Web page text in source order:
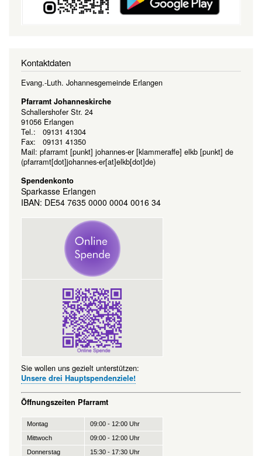
Kontaktdaten
Evang.-Luth. Johannesgemeinde Erlangen
Pfarramt Johanneskirche
Schallershofer Str. 24
91056 Erlangen
Tel.: 09131 41304
Fax: 09131 41350
Mail: pfarramt [punkt] johannes-er [klammeraffe] elkb [punkt] de
(pfarramt[dot]johannes-er[at]elkb[dot]de)
Spendenkonto
Sparkasse Erlangen
IBAN: DE54 7635 0000 0004 0016 34
Sie wollen uns gezielt unterstützen:
Unsere drei Hauptspendenziele!
Öffnungszeiten Pfarramt
Montag
09:00 - 12:00 Uhr
Mittwoch
09:00 - 12:00 Uhr
Donnerstag
15:30 - 17:30 Uhr